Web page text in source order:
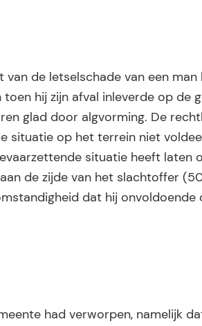
de letselschade van een man
hij zijn afval inleverde op de
glad door algvorming. De
situatie op het terrein niet
situatie heeft laten
de zijde van het slachtoffer
dat hij onvoldoende
had verworpen, namelijk